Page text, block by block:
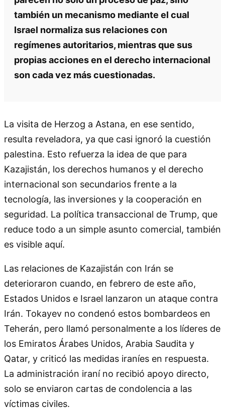
también un mecanismo mediante el cual
Israel normaliza sus relaciones con
regímenes autoritarios, mientras que sus
propias acciones en el derecho internacional
son cada vez más cuestionadas.
La visita de Herzog a Astana, en ese sentido,
resulta reveladora, ya que casi ignoró la cuestión
palestina. Esto refuerza la idea de que para
Kazajistán, los derechos humanos y el derecho
internacional son secundarios frente a la
tecnología, las inversiones y la cooperación en
seguridad. La política transaccional de Trump, que
reduce todo a un simple asunto comercial, también
es visible aquí.
Las relaciones de Kazajistán con Irán se
deterioraron cuando, en febrero de este año,
Estados Unidos e Israel lanzaron un ataque contra
Irán. Tokayev no condenó estos bombardeos en
Teherán, pero llamó personalmente a los líderes de
los Emiratos Árabes Unidos, Arabia Saudita y
Qatar, y criticó las medidas iraníes en respuesta.
La administración iraní no recibió apoyo directo,
solo se enviaron cartas de condolencia a las
víctimas civiles.